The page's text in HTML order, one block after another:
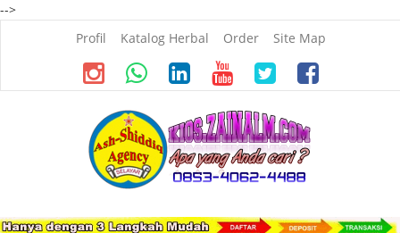
-->
Profil
Katalog Herbal Order Site Map